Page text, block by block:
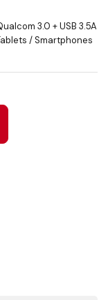
3.0 + USB 3.5A
/ Smartphones